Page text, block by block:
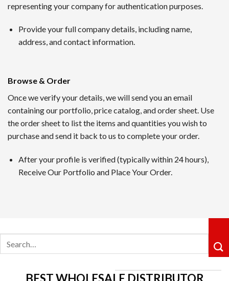
representing your company for authentication purposes.
Provide your full company details, including name,
address, and contact information.
Browse & Order
Once we verify your details, we will send you an email
containing our portfolio, price catalog, and order sheet. Use
the order sheet to list the items and quantities you wish to
purchase and send it back to us to complete your order.
After your profile is verified (typically within 24 hours),
Receive Our Portfolio and Place Your Order.
BEST WHOLESALE DISTRIBUTOR
サッカーや野球など国内のスポーツにも幅広く対応するスポ
られる機能も提供されていて評判です。日本語対応スタッ
4位 カジノシークレット（Casino Secret）
レビューを見る
カジノシークレットカジノは革新性のあるキャッシュバッ
ョングループ配下の運営体制も信頼感を高めています。
遊雅堂は2021年にオープンしたベラジョンのグループのネ
るロイヤルティ制度も整っていますしており、プレイすれ